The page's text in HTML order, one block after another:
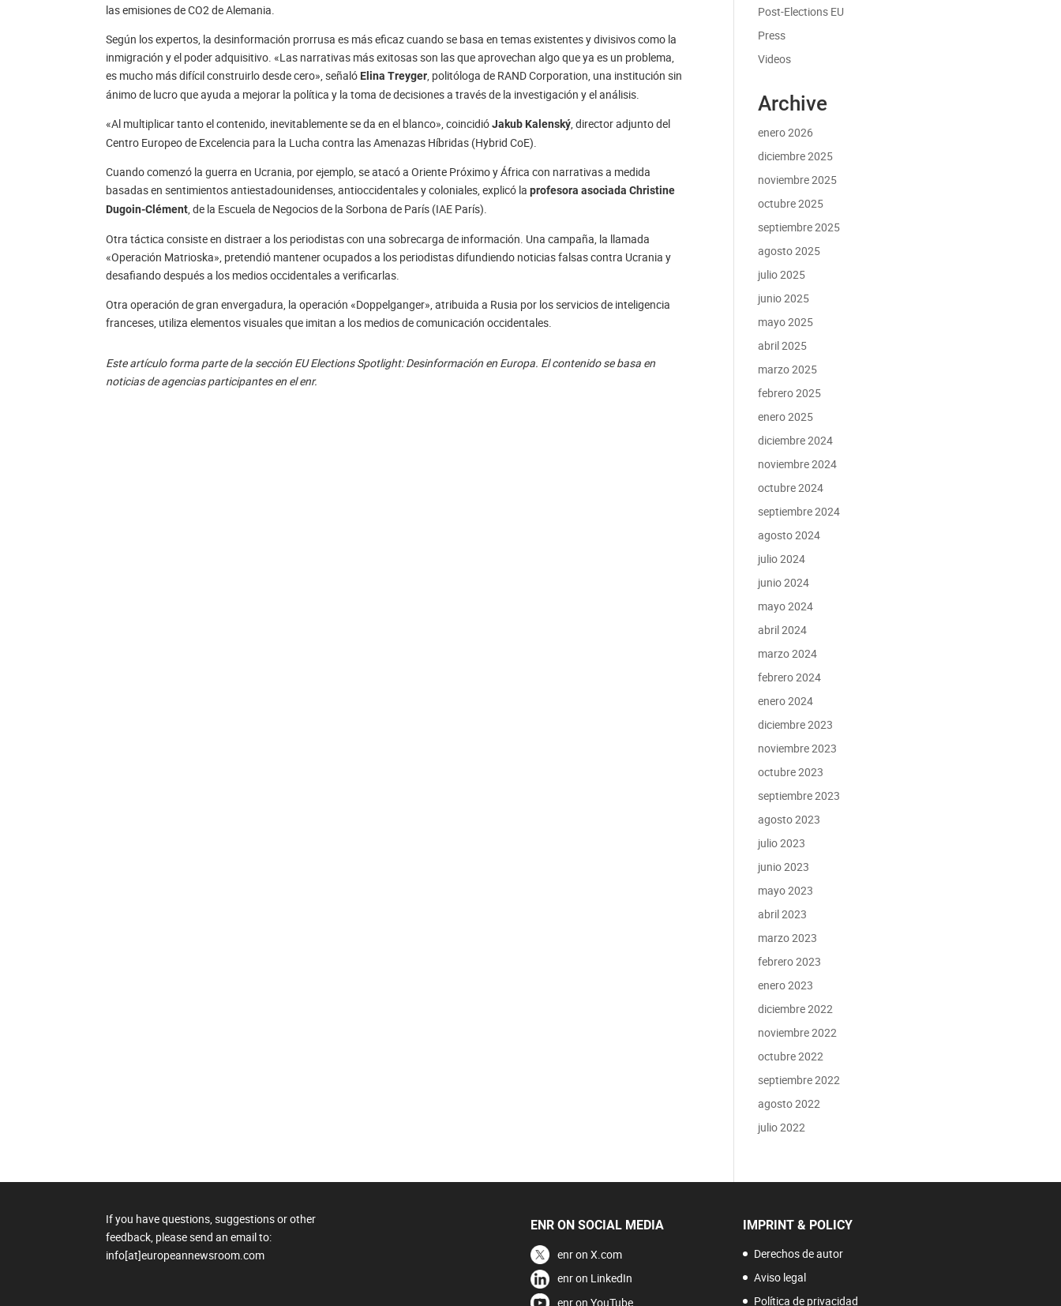
las emisiones de CO2 de Alemania.
Según los expertos, la desinformación prorrusa es más eficaz cuando se basa en temas existentes y divisivos como la
inmigración y el poder adquisitivo. «Las narrativas más exitosas son las que aprovechan algo que ya es un problema,
es mucho más difícil construirlo desde cero», señaló Elina Treyger , politóloga de RAND Corporation, una institución sin
ánimo de lucro que ayuda a mejorar la política y la toma de decisiones a través de la investigación y el análisis.
«Al multiplicar tanto el contenido, inevitablemente se da en el blanco», coincidióJakub Kalenský , director adjunto del
Centro Europeo de Excelencia para la Lucha contra las Amenazas Híbridas (Hybrid CoE).
Cuando comenzó la guerra en Ucrania, por ejemplo, se atacó a Oriente Próximo y África con narrativas a medida
basadas en sentimientos antiestadounidenses, antioccidentales y coloniales, explicó laprofesora asociada Christine
Dugoin-Clément , de la Escuela de Negocios de la Sorbona de París (IAE París).
Otra táctica consiste en distraer a los periodistas con una sobrecarga de información. Una campaña, la llamada
«Operación Matrioska», pretendió mantener ocupados a los periodistas difundiendo noticias falsas contra Ucrania y
desafiando después a los medios occidentales a verificarlas.
Otra operación de gran envergadura, la operación «Doppelganger», atribuida a Rusia por los servicios de inteligencia
franceses, utiliza elementos visuales que imitan a los medios de comunicación occidentales.
Este artículo forma parte de la sección EU Elections Spotlight: Desinformación en Europa. El contenido se basa en
noticias de agencias participantes en el enr.
Post-Elections EU
Press
Videos
Archive
enero 2026
diciembre 2025
noviembre 2025
octubre 2025
septiembre 2025
agosto 2025
julio 2025
junio 2025
mayo 2025
abril 2025
marzo 2025
febrero 2025
enero 2025
diciembre 2024
noviembre 2024
octubre 2024
septiembre 2024
agosto 2024
julio 2024
junio 2024
mayo 2024
abril 2024
marzo 2024
febrero 2024
enero 2024
diciembre 2023
noviembre 2023
octubre 2023
septiembre 2023
agosto 2023
julio 2023
junio 2023
mayo 2023
abril 2023
marzo 2023
febrero 2023
enero 2023
diciembre 2022
noviembre 2022
octubre 2022
septiembre 2022
agosto 2022
julio 2022
If you have questions, suggestions or other
feedback, please send an email to:
info[at]europeannewsroom.com
ENR ON SOCIAL MEDIA
enr on X.com
enr on LinkedIn
enr on YouTube
IMPRINT & POLICY
Derechos de autor
Aviso legal
Política de privacidad